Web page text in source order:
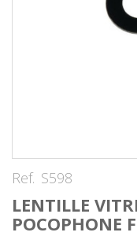
Ref. S598
LENTILLE
POCOPHONE